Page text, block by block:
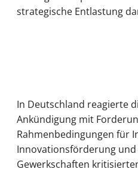
strategische Entlastung
In Deutschland reagierte
Ankündigung mit
Rahmenbedingungen für
Innovationsförderung
Gewerkschaften